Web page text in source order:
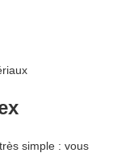
simple : vous